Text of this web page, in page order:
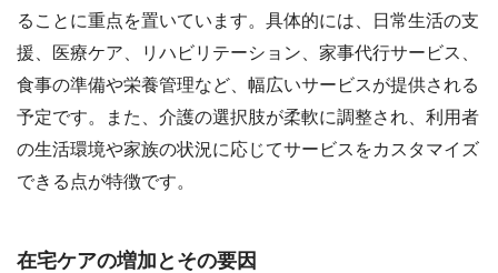
ることに重点を置いています。具体的には、日常生活の支
援、医療ケア、リハビリテーション、家事代行サービス、
食事の準備や栄養管理など、幅広いサービスが提供される
予定です。また、介護の選択肢が柔軟に調整され、利用者
の生活環境や家族の状況に応じてサービスをカスタマイズ
できる点が特徴です。
在宅ケアの増加とその要因